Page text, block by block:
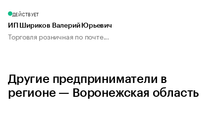
ДЕЙСТВУЕТ
ИП Шириков Валерий Юрьевич
Торговля розничная по почте...
Другие предприниматели в
регионе — Воронежская область